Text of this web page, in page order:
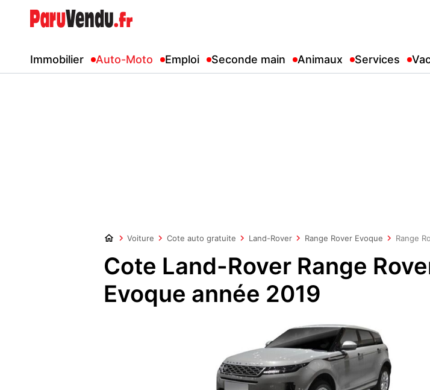
Immobilier Auto-Moto Emploi Seconde main Animaux Services
Voiture Cote auto gratuite Land-Rover Range Rover Evoque Range
Cote Land-Rover Range
Evoque année 2019